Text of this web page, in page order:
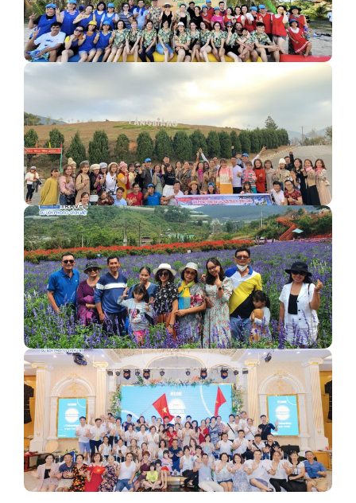
Đoàn 4 xe công ty Chi cục thuế Khu vực Quận…
[Tour đà lạt 16 - 18/1/2020] đồng hành cùng Dai Ichi…
Kỳ nghỉ Hè cùng gia đình anh Trọng tại Đà Lạt